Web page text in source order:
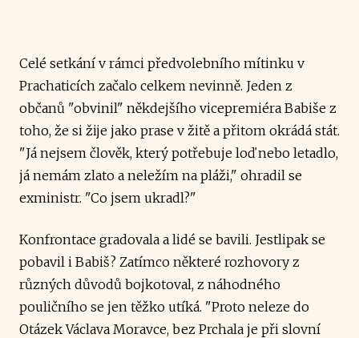
Celé setkání v rámci předvolebního mítinku v
Prachaticích začalo celkem nevinně. Jeden z
občanů "obvinil" někdejšího vicepremiéra Babiše z
toho, že si žije jako prase v žitě a přitom okrádá stát.
"Já nejsem člověk, který potřebuje loď nebo letadlo,
já nemám zlato a neležím na pláži," ohradil se
exministr. "Co jsem ukradl?"
Konfrontace gradovala a lidé se bavili. Jestlipak se
pobavil i Babiš? Zatímco některé rozhovory z
různých důvodů bojkotoval, z náhodného
pouličního se jen těžko utíká. "Proto neleze do
Otázek Václava Moravce, bez Prchala je při slovní